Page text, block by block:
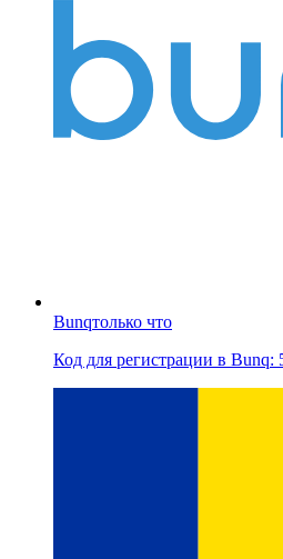
Bunqтолько что
Код для регистрации в Bunq: